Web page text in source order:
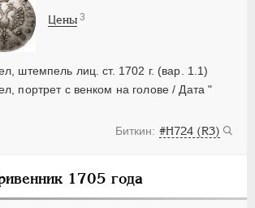
штемпель лиц. ст. 1702 г. (вар. 1.1)
портрет с венком на голове / Дата "
#H724 (R3)
Цены 3
1705 года